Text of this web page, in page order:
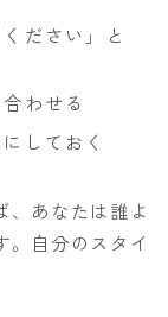
ださい」と
わせる
しておく
、あなたは誰よ
。自分のスタイ